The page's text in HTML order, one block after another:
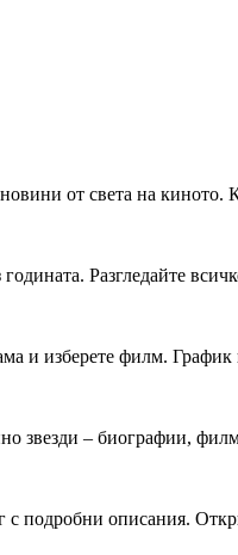
от света на
Разгледайте
и изберете филм.
звезди – биографии,
с подробни описания.